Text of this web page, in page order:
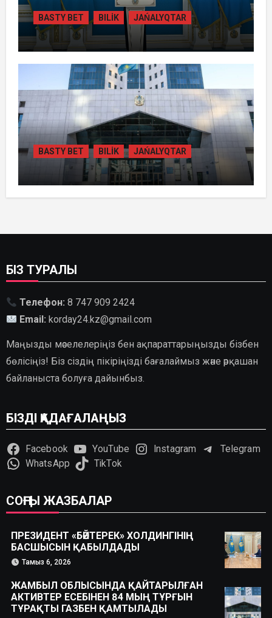
BASTY BET BILİK JAŃALYQTAR
ТОҚАЕВ БІРНЕШЕ ІРІ АВТОЖОЛ
ЖОБАСЫНЫҢ ҚҰРЫЛЫСЫН РЕСМИ
ТҮРДЕ БАСТАП БЕРДІ
BASTY BET BILİK JAŃALYQTAR
ҚАЗАҚСТАНДА
ГИДРОЭНЕРГЕТИКАНЫ ДАМЫТУДЫҢ
БІЗ ТУРАЛЫ
Телефон: 8 747 909 2424
Email: korday24.kz@gmail.com
Маңызды мәселелеріңіз бен ақпараттарыңызды бізбен
бөлісіңіз! Біз сіздің пікіріңізді бағалаймыз және әрқашан
байланыста болуға дайынбыз.
БІЗДІ ҚАДАҒАЛАҢЫЗ
Facebook YouTube Instagram
Telegram
WhatsApp
TikTok
СОҢҒЫ ЖАЗБАЛАР
ПРЕЗИДЕНТ «БӘЙТЕРЕК» ХОЛДИНГІНІҢ
БАСШЫСЫН ҚАБЫЛДАДЫ
Тамыз 6, 2026
ЖАМБЫЛ ОБЛЫСЫНДА ҚАЙТАРЫЛҒАН
АКТИВТЕР ЕСЕБІНЕН 84 МЫҢ ТҰРҒЫН
ТҰРАҚТЫ ГАЗБЕН ҚАМТЫЛАДЫ